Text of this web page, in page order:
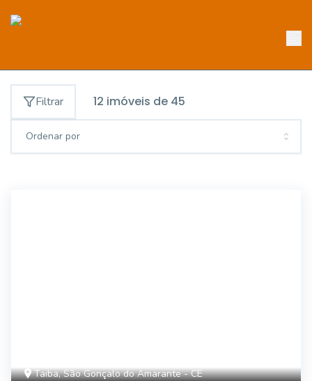
Filtrar 12 imóveis de 45
Ordenar por
Taiba, São Gonçalo do Amarante - CE